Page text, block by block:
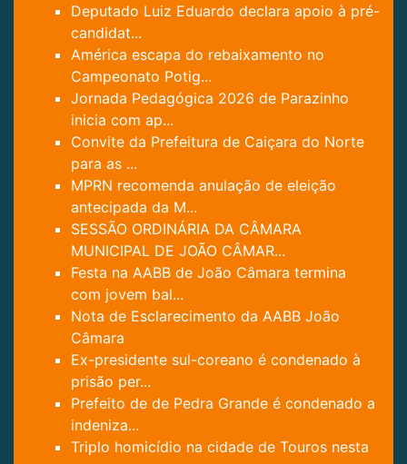
Deputado Luiz Eduardo declara apoio à pré-
candidat...
América escapa do rebaixamento no
Campeonato Potig...
Jornada Pedagógica 2026 de Parazinho
inicia com ap...
Convite da Prefeitura de Caiçara do Norte
para as ...
MPRN recomenda anulação de eleição
antecipada da M...
SESSÃO ORDINÁRIA DA CÂMARA
MUNICIPAL DE JOÃO CÂMAR...
Festa na AABB de João Câmara termina
com jovem bal...
Nota de Esclarecimento da AABB João
Câmara
Ex-presidente sul-coreano é condenado à
prisão per...
Prefeito de de Pedra Grande é condenado a
indeniza...
Triplo homicídio na cidade de Touros nesta